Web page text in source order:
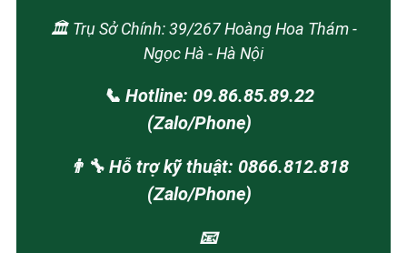
🏛️ Trụ Sở Chính: 39/267 Hoàng Hoa Thám -
Ngọc Hà - Hà Nội
📞 Hotline: 09.86.85.89.22
(Zalo/Phone)
👨‍🔧 Hỗ trợ kỹ thuật: 0866.812.818
(Zalo/Phone)
📧